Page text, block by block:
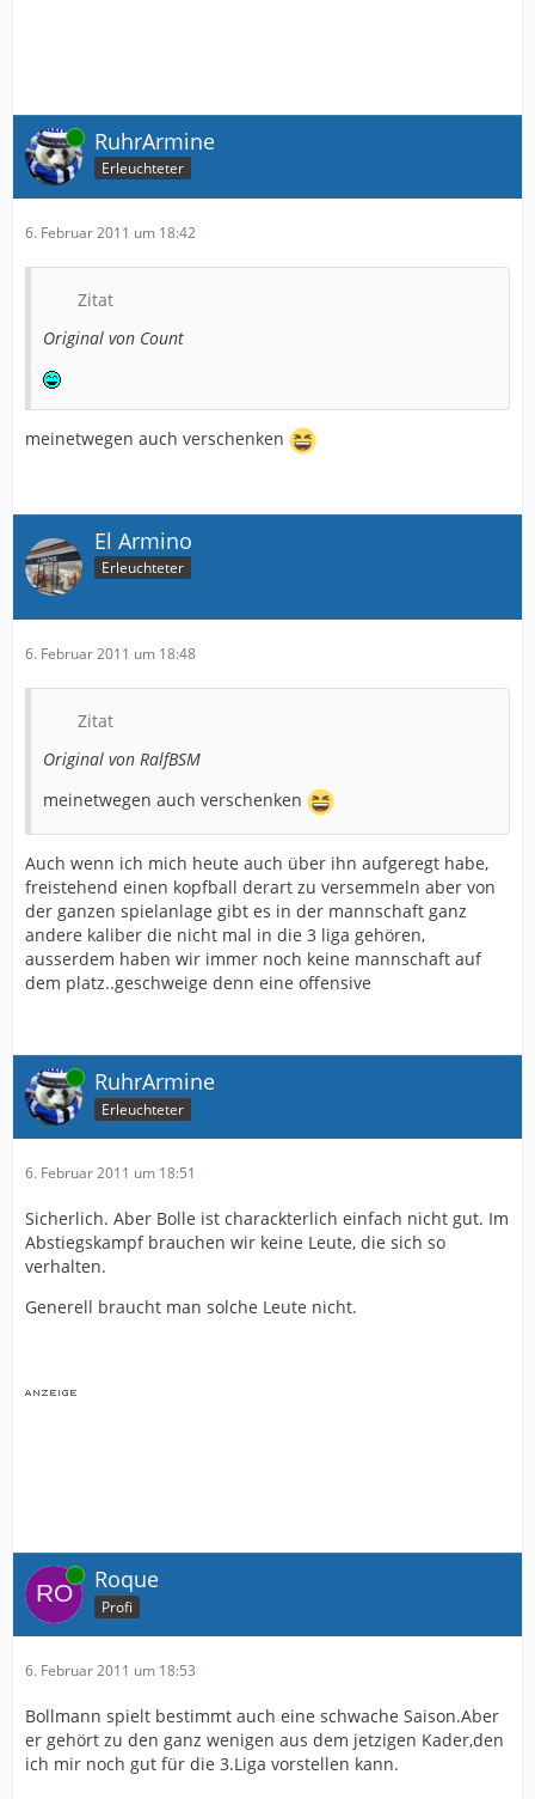
Online RuhrArmine
Erleuchteter
6. Februar 2011 um 18:42
Zitat
Original von Count
meinetwegen auch verschenken
El Armino
Erleuchteter
6. Februar 2011 um 18:48
Zitat
Original von RalfBSM
meinetwegen auch verschenken
Auch wenn ich mich heute auch über ihn aufgeregt habe,
freistehend einen kopfball derart zu versemmeln aber von
der ganzen spielanlage gibt es in der mannschaft ganz
andere kaliber die nicht mal in die 3 liga gehören,
ausserdem haben wir immer noch keine mannschaft auf
dem platz..geschweige denn eine offensive
Online RuhrArmine
Erleuchteter
6. Februar 2011 um 18:51
Sicherlich. Aber Bolle ist charackterlich einfach nicht gut. Im
Abstiegskampf brauchen wir keine Leute, die sich so
verhalten.
Generell braucht man solche Leute nicht.
Online Roque
Profi
6. Februar 2011 um 18:53
Bollmann spielt bestimmt auch eine schwache Saison.Aber
er gehört zu den ganz wenigen aus dem jetzigen Kader,den
ich mir noch gut für die 3.Liga vorstellen kann.